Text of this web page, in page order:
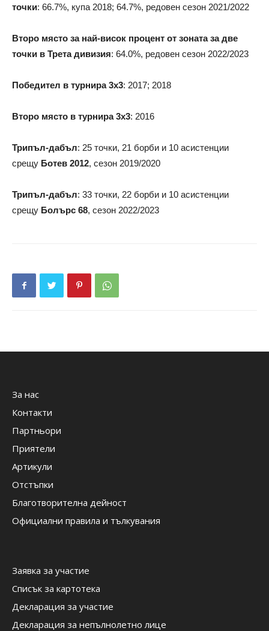
точки: 66.7%, купа 2018; 64.7%, редовен сезон 2021/2022
Второ място за най-висок процент от зоната за две
точки в Трета дивизия: 64.0%, редовен сезон 2022/2023
Победител в турнира 3х3: 2017; 2018
Второ място в турнира 3х3: 2016
Трипъл-дабъл: 25 точки, 21 борби и 10 асистенции
срещу Ботев 2012, сезон 2019/2020
Трипъл-дабъл: 33 точки, 22 борби и 10 асистенции
срещу Болърс 68, сезон 2022/2023
За нас
Контакти
Партньори
Приятели
Артикули
Отстъпки
Благотворителна дейност
Официални правила и тълкувания
Заявка за участие
Списък за картотека
Декларация за участие
Декларация за непълнолетно лице